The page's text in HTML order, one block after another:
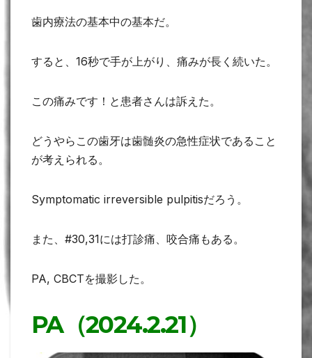
歯内療法の基本中の基本だ。
すると、16秒で手が上がり、痛みが長く続いた。
この痛みです！と患者さんは訴えた。
どうやらこの歯牙は歯髄炎の急性症状であること
が考えられる。
Symptomatic irreversible pulpitisだろう。
また、#30,31には打診痛、咬合痛もある。
PA, CBCTを撮影した。
PA（2024.2.21）